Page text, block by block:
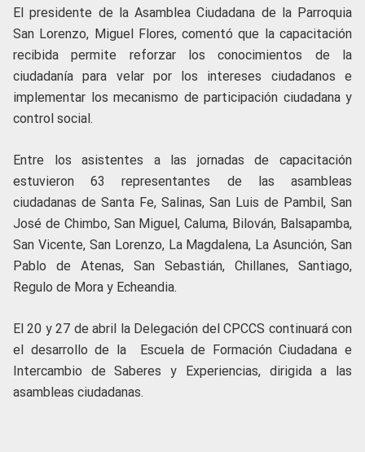
El presidente de la Asamblea Ciudadana de la Parroquia
San Lorenzo, Miguel Flores, comentó que la capacitación
recibida permite reforzar los conocimientos de la
ciudadanía para velar por los intereses ciudadanos e
implementar los mecanismo de participación ciudadana y
control social.
Entre los asistentes a las jornadas de capacitación
estuvieron 63 representantes de las asambleas
ciudadanas de Santa Fe, Salinas, San Luis de Pambil, San
José de Chimbo, San Miguel, Caluma, Bilován, Balsapamba,
San Vicente, San Lorenzo, La Magdalena, La Asunción, San
Pablo de Atenas, San Sebastián, Chillanes, Santiago,
Regulo de Mora y Echeandia.
El 20 y 27 de abril la Delegación del CPCCS continuará con
el desarrollo de la Escuela de Formación Ciudadana e
Intercambio de Saberes y Experiencias, dirigida a las
asambleas ciudadanas.